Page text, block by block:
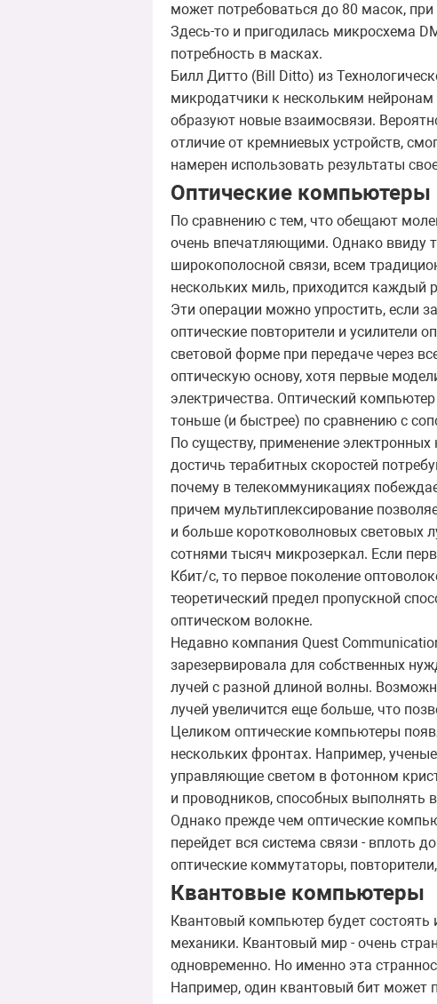
может потребоваться до 80 масок,
Здесь-то и пригодилась микросхема
потребность в масках.
Билл Дитто (Bill Ditto) из
микродатчики к нескольким
образуют новые взаимосвязи.
отличие от кремниевых устройств,
намерен использовать результаты
Оптические компьютеры
По сравнению с тем, что обещают
очень впечатляющими. Однако ввиду
широкополосной связи, всем
нескольких миль, приходится каждый
Эти операции можно упростить, если
оптические повторители и усилители
световой форме при передаче через
оптическую основу, хотя первые
электричества. Оптический
тоньше (и быстрее) по сравнению с
По существу, применение
достичь терабитных скоростей
почему в телекоммуникациях
причем мультиплексирование
и больше коротковолновых световых
сотнями тысяч микрозеркал. Если
Кбит/с, то первое поколение
теоретический предел пропускной
оптическом волокне.
Недавно компания Quest
зарезервировала для собственных
лучей с разной длиной волны.
лучей увеличится еще больше, что
Целиком оптические компьютеры
нескольких фронтах. Например,
управляющие светом в фотонном
и проводников, способных выполнять
Однако прежде чем оптические
перейдет вся система связи - вплоть
оптические коммутаторы,
Квантовые компьютеры
Квантовый компьютер будет
механики. Квантовый мир - очень
одновременно. Но именно эта
Например, один квантовый бит может